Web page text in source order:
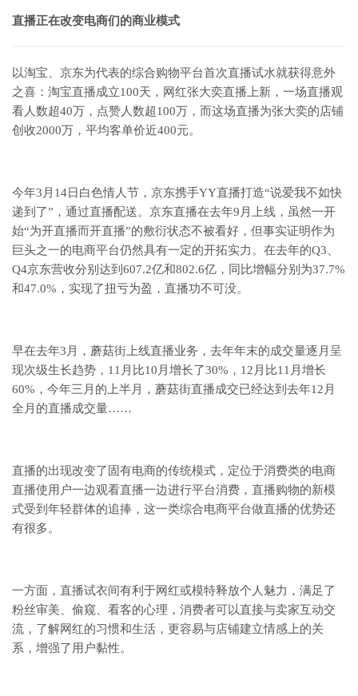
直播正在改变电商们的商业模式
以淘宝、京东为代表的综合购物平台首次直播试水就获得意外
之喜：淘宝直播成立100天，网红张大奕直播上新，一场直播观
看人数超40万，点赞人数超100万，而这场直播为张大奕的店铺
创收2000万，平均客单价近400元。
今年3月14日白色情人节，京东携手YY直播打造“说爱我不如快
递到了”，通过直播配送。京东直播在去年9月上线，虽然一开
始“为开直播而开直播”的敷衍状态不被看好，但事实证明作为
巨头之一的电商平台仍然具有一定的开拓实力。在去年的Q3、
Q4京东营收分别达到607.2亿和802.6亿，同比增幅分别为37.7%
和47.0%，实现了扭亏为盈，直播功不可没。
早在去年3月，蘑菇街上线直播业务，去年年末的成交量逐月呈
现次级生长趋势，11月比10月增长了30%，12月比11月增长
60%，今年三月的上半月，蘑菇街直播成交已经达到去年12月
全月的直播成交量……
直播的出现改变了固有电商的传统模式，定位于消费类的电商
直播使用户一边观看直播一边进行平台消费，直播购物的新模
式受到年轻群体的追捧，这一类综合电商平台做直播的优势还
有很多。
一方面，直播试衣间有利于网红或模特释放个人魅力，满足了
粉丝审美、偷窥、看客的心理，消费者可以直接与卖家互动交
流，了解网红的习惯和生活，更容易与店铺建立情感上的关
系，增强了用户黏性。